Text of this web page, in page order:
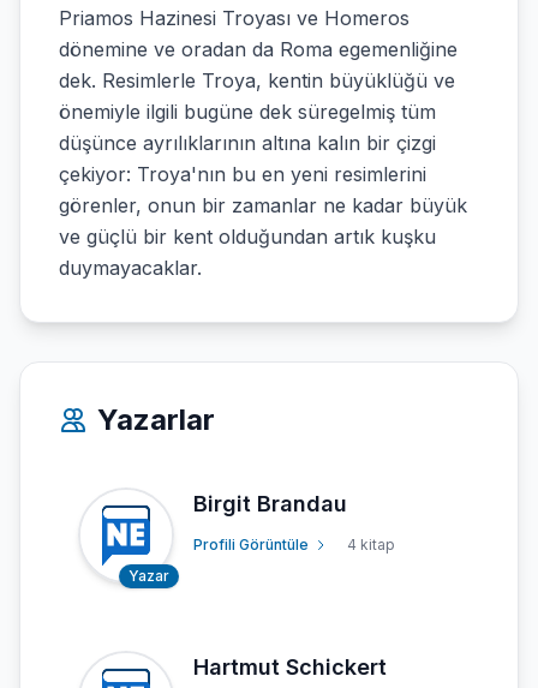
Priamos Hazinesi Troyası ve Homeros
dönemine ve oradan da Roma egemenliğine
dek. Resimlerle Troya, kentin büyüklüğü ve
önemiyle ilgili bugüne dek süregelmiş tüm
düşünce ayrılıklarının altına kalın bir çizgi
çekiyor: Troya'nın bu en yeni resimlerini
görenler, onun bir zamanlar ne kadar büyük
ve güçlü bir kent olduğundan artık kuşku
duymayacaklar.
Yazarlar
Yazar
Birgit Brandau
Profili Görüntüle 4 kitap
Hartmut Schickert